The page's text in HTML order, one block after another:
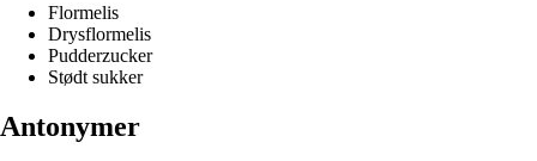
Flormelis
Drysflormelis
Pudderzucker
Stødt sukker
Antonymer